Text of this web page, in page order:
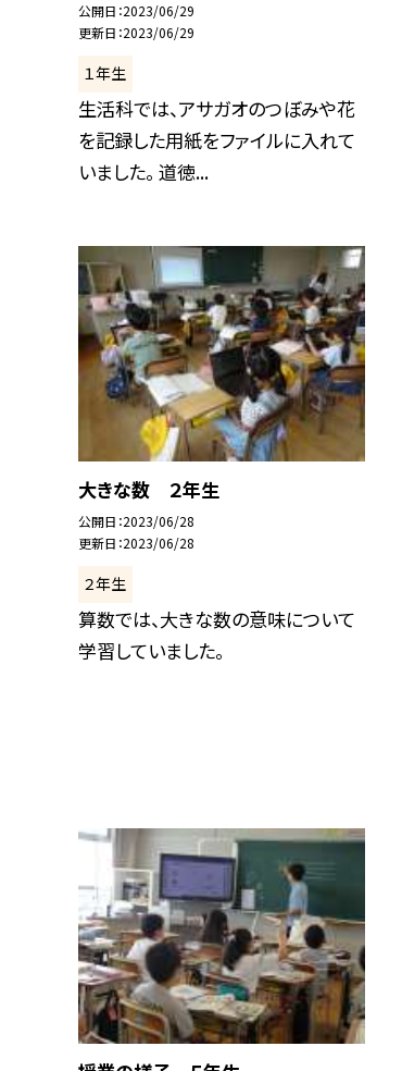
公開日 2023/06/29
更新日 2023/06/29
１年生
生活科では、アサガオのつぼみや花
を記録した用紙をファイルに入れて
いました。 道徳...
大きな数 ２年生
公開日 2023/06/28
更新日 2023/06/28
２年生
算数では、大きな数の意味について
学習していました。